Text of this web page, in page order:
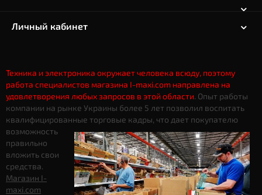
Личный кабинет
Техника и электроника окружает человека всюду, поэтому
работа специалистов магазина I-maxi.com направлена на
удовлетворения любых запросов в этой области. Опыт работы
компании на рынке Украины более 5 лет позволил воспитать
квалифицированные торговые кадры, что дает покупателю
возможность
правильно
вложить свои
средства.
Магазин I-
maxi.com